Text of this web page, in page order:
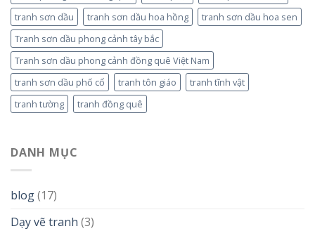
tranh sơn dầu
tranh sơn dầu hoa hồng
tranh sơn dầu hoa sen
Tranh sơn dầu phong cảnh tây bắc
Tranh sơn dầu phong cảnh đồng quê Việt Nam
tranh sơn dầu phố cổ
tranh tôn giáo
tranh tĩnh vật
tranh tường
tranh đồng quê
DANH MỤC
blog(17)
Dạy vẽ tranh (3)